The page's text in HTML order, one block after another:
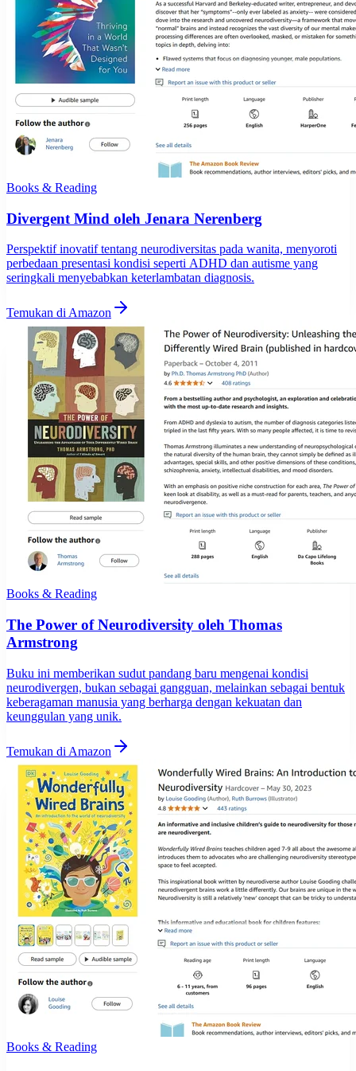
Books & Reading
Divergent Mind oleh Jenara Nerenberg
Perspektif inovatif tentang neurodiversitas pada wanita, menyoroti
perbedaan presentasi kondisi seperti ADHD dan autisme yang
seringkali menyebabkan keterlambatan diagnosis.
Temukan di Amazon
Books & Reading
The Power of Neurodiversity oleh Thomas
Armstrong
Buku ini memberikan sudut pandang baru mengenai kondisi
neurodivergen, bukan sebagai gangguan, melainkan sebagai bentuk
keberagaman manusia yang berharga dengan kekuatan dan
keunggulan yang unik.
Temukan di Amazon
Books & Reading